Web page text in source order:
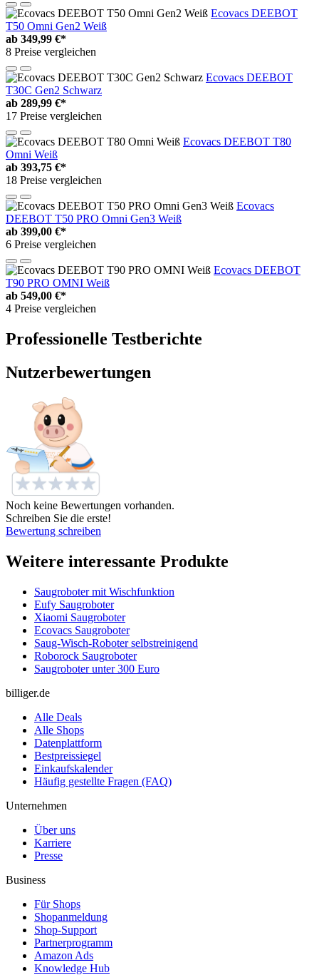
Ecovacs DEEBOT
T50 Omni Gen2 Weiß
ab 349,99 €*
8 Preise vergleichen
Ecovacs DEEBOT
T30C Gen2 Schwarz
ab 289,99 €*
17 Preise vergleichen
Ecovacs DEEBOT T80
Omni Weiß
ab 393,75 €*
18 Preise vergleichen
Ecovacs
DEEBOT T50 PRO Omni Gen3 Weiß
ab 399,00 €*
6 Preise vergleichen
Ecovacs DEEBOT
T90 PRO OMNI Weiß
ab 549,00 €*
4 Preise vergleichen
Professionelle Testberichte
Nutzerbewertungen
Noch keine Bewertungen vorhanden.
Schreiben Sie die erste!
Bewertung schreiben
Weitere interessante Produkte
Saugroboter mit Wischfunktion
Eufy Saugroboter
Xiaomi Saugroboter
Ecovacs Saugroboter
Saug-Wisch-Roboter selbstreinigend
Roborock Saugroboter
Saugroboter unter 300 Euro
billiger.de
Alle Deals
Alle Shops
Datenplattform
Bestpreissiegel
Einkaufskalender
Häufig gestellte Fragen (FAQ)
Unternehmen
Über uns
Karriere
Presse
Business
Für Shops
Shopanmeldung
Shop-Support
Partnerprogramm
Amazon Ads
Knowledge Hub